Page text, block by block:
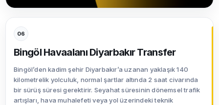
06
Bingöl Havaalanı Diyarbakır Transfer
Bingöl’den kadim şehir Diyarbakır’a uzanan yaklaşık 140
kilometrelik yolculuk, normal şartlar altında 2 saat civarında
bir sürüş süresi gerektirir. Seyahat süresinin dönemsel trafik
artışları, hava muhalefeti veya yol üzerindeki teknik